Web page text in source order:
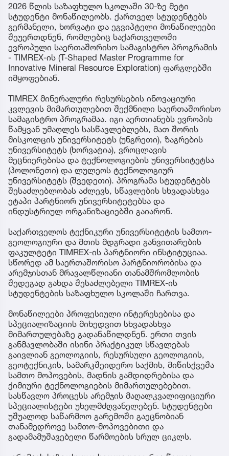
2026 წლის საზაფხულო სკოლაში 30-ზე მეტი
სტუდენტი მონაწილეობს. ქართველ სტუდენტებს
გერმანელი, ხორვატი და ეგვიპტელი მონაწილეები
შეუერთდნენ, რომლებიც საქართველოში
ევროპული საერთაშორისო სამაგისტრო პროგრამის
- TIMREX-ის (T-Shaped Master Programme for
Innovative Mineral Resource Exploration) ფარგლებში
იმყოფებიან.
TIMREX მინერალური რესურსების ინოვაციური
კვლევის მიმართულებით შექმნილი საერთაშორისო
სამაგისტრო პროგრამაა. იგი აერთიანებს ევროპის
წამყვან უმაღლეს სასწავლებლებს, მათ შორის
მისკოლცის უნივერსიტეტს (უნგრეთი), ზაგრების
უნივერსიტეტს (ხორვატია), ვროცლავის
მეცნიერებისა და ტექნოლოგიების უნივერსიტეტსა
(პოლონეთი) და ლულეოს ტექნოლოგიურ
უნივერსიტეტს (შვედეთი). პროგრამა სტუდენტებს
შესაძლებლობას აძლევს, სწავლების სხვადასხვა
ეტაპი პარტნიორ უნივერსიტეტებსა და
ინდუსტრიულ ორგანიზაციებში გაიარონ.
საქართველოს ტექნიკური უნივერსიტეტის სამთო-
გეოლოგიური და მთის მდგრადი განვითარების
ფაკულტეტი TIMREX-ის პარტნიორი ინსტიტუციაა.
სწორედ ამ საერთაშორისო პარტნიორობისა და
არემჯისთან მრავალწლიანი თანამშრომლობის
შედეგად გახდა შესაძლებელი TIMREX-ის
სტუდენტების საზაფხულო სკოლაში ჩართვა.
მონაწილეები პროფესიული ინტერესებისა და
სპეციალიზაციის მიხედვით სხვადასხვა
მიმართულებაზე გადანაწილდნენ. ერთი თვის
განმავლობაში ისინი პრაქტიკულ სწავლებას
გაივლიან გეოლოგიის, რესურსული გეოლოგიის,
გეოტექნიკის, სამარკშეიდერო საქმის, მიწისქვეშა
სამთო მოპოვების, მადნის გამდიდრებისა და
ქიმიური ტექნოლოგიების მიმართულებებით.
სასწავლო პროცესს არემჯის მაღალკვალიფიციური
სპეციალისტები უხელმძღვანელებენ. სტუდენტები
უშუალოდ საწარმოო გარემოში გაეცნობიან
თანამედროვე სამთო-მოპოვებითი და
გადამამუშავებელი წარმოების სრულ ციკლს.